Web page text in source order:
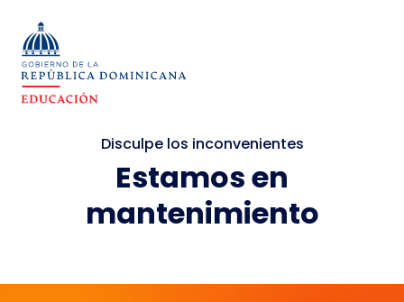
Disculpe los inconvenientes
Estamos en
mantenimiento